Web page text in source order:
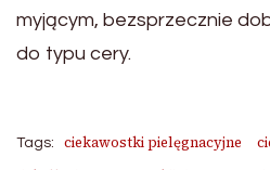
myjącym, bezsprzecznie
do typu cery.
Tags: ciekawostki pielęgnacyjne